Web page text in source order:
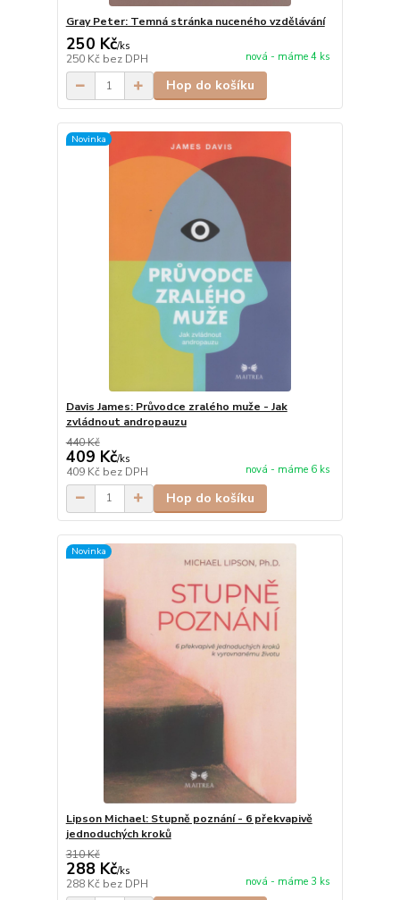
Gray Peter: Temná stránka nuceného vzdělávání
250 Kč/ks
250 Kč bez DPH nová - máme 4 ks
Hop do košíku
Novinka
Davis James: Průvodce zralého muže - Jak
zvládnout andropauzu
440 Kč
409 Kč/ks
409 Kč bez DPH nová - máme 6 ks
Hop do košíku
Novinka
Lipson Michael: Stupně poznání - 6 překvapivě
jednoduchých kroků
310 Kč
288 Kč/ks
288 Kč bez DPH nová - máme 3 ks